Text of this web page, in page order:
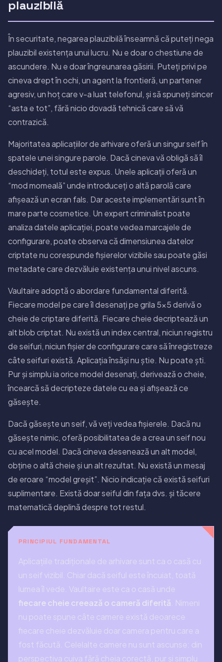
plauzibilă
În securitate, negarea plauzibilă înseamnă că puteți nega
plauzibil existența unui lucru. Nu e doar o chestiune de
ascundere. Nu e doar îngreunarea găsirii. Puteți privi pe
cineva drept în ochi, un agent la frontieră, un partener
agresiv, un hoț care v-a luat telefonul, și să spuneți sincer
“asta e tot”, fără nicio dovadă tehnică care să vă
contrazică.
Majoritatea aplicațiilor de arhivare oferă un singur seif în
spatele unei singure parole. Dacă cineva vă obligă să îl
deschideți, totul este expus. Unele aplicații oferă un
“mod momeală” unde introduceți o altă parolă care
afișează un ecran fals. Dar aceste implementări sunt în
mare parte cosmetice. Un expert criminalist poate
analiza datele aplicației, poate vedea marcajele de
configurare, poate observa că dimensiunea datelor
criptate nu corespunde fișierelor vizibile sau poate găsi
metadate care dezvăluie existența unui nivel ascuns.
Vaultaire adoptă o abordare fundamental diferită.
Fiecare model pe care îl desenați pe grila 5×5 derivă o
cheie de criptare diferită. Fiecare cheie decriptează un
alt blob criptat. Nu există un index central, niciun registru
de seifuri, niciun fișier de configurare care să înregistreze
câte seifuri există. Aplicația însăși nu știe. Nu poate ști.
Pur și simplu ia orice model desenați, derivează o cheie,
încearcă să decripteze datele cu ea și afișează ce
găsește.
Dacă găsește un seif, vă veți vedea fișierele. Dacă nu
găsește nimic, oferă posibilitatea de a crea un seif nou
cu acel model. Dacă cineva desenează un alt model,
obține o altă cheie și un alt rezultat. Nu există un mesaj
de eroare “model greșit”. Nicio indicație că există seifuri
suplimentare. Există doar seiful din fața dvs. și tăcere
matematică deplină despre tot restul.
PRINCIPIUL FUNDAMENTAL
Aplicațiile tradiționale de arhivare sunt ca o casă cu
un seif vizibil. Chiar dacă seiful este încuiat, toată
lumea îl vede. Vaultaire este ca o casă unde
fiecare cheie creează o cameră diferită . Nimeni
nu poate spune câte camere există deoarece
fiecare cheie dezvăluie doar camera pentru care a
fost făcută. Celelalte camere nu sunt ascunse: din
perspectiva cuiva fără cheia corectă, pur și simplu